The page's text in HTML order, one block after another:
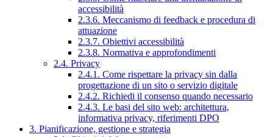
accessibilità
2.3.6. Meccanismo di feedback e procedura di
attuazione
2.3.7. Obiettivi accessibilità
2.3.8. Normativa e approfondimenti
2.4. Privacy
2.4.1. Come rispettare la privacy sin dalla
progettazione di un sito o servizio digitale
2.4.2. Richiedi il consenso quando necessario
2.4.3. Le basi del sito web: architettura,
informativa privacy, riferimenti DPO
3. Pianificazione, gestione e strategia